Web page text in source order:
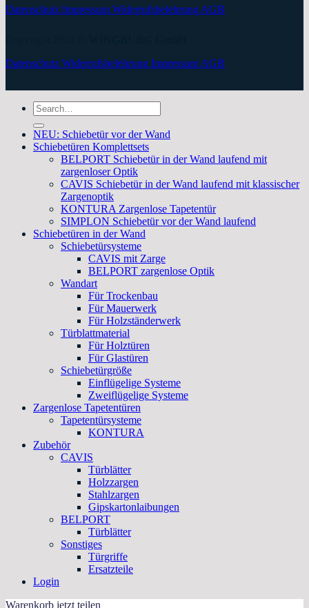
Datenschutz Impressum Widerrufsbelehrung AGB
Datenschutz Widerrufsbelehrung Impressum AGB
Search
for:
NEU: Schiebetür vor der Wand
Schiebetüren Komplettsets
BELPORT Schiebetür in der Wand laufend mit
zargenloser Optik
CAVIS Schiebetür in der Wand laufend mit klassischer
Zargenoptik
KONTURA Zargenlose Tapetentür
SIMPLON Schiebetür vor der Wand laufend
Schiebetüren in der Wand
Schiebetürsysteme
CAVIS mit Zarge
BELPORT zargenlose Optik
Wandart
Für Trockenbau
Für Mauerwerk
Für Holzständerwerk
Türblattmaterial
Für Holztüren
Für Glastüren
Schiebetürgröße
Einflügelige Systeme
Zweiflügelige Systeme
Zargenlose Tapetentüren
Tapetentürsysteme
KONTURA
Zubehör
CAVIS
Türblätter
Holzzargen
Stahlzargen
Gipskartonlaibungen
BELPORT
Türblätter
Sonstiges
Türgriffe
Ersatzteile
Login
Warenkorb jetzt teilen